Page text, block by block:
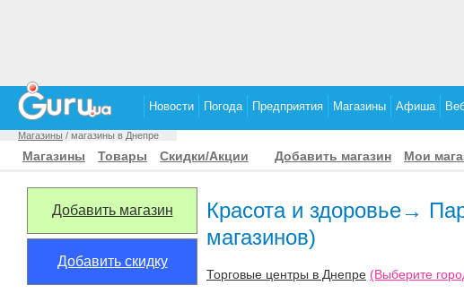
Новости Погода Предприятия Магазины Афиша
Магазины / магазины в Днепре
Магазины Товары Скидки/Акции Добавить магазин Мои
Добавить магазин
Добавить скидку
Красота и здоровье→
магазинов)
Торговые центры в Днепре (Выберите